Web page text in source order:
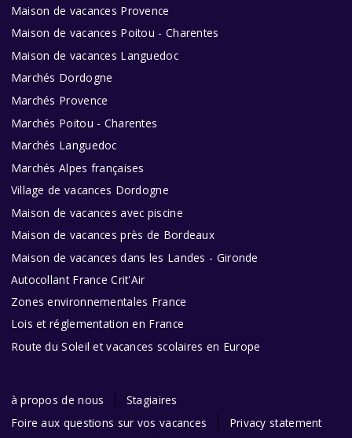
Maison de vacances Provence
Maison de vacances Poitou - Charentes
Maison de vacances Languedoc
Marchés Dordogne
Marchés Provence
Marchés Poitou - Charentes
Marchés Languedoc
Marchés Alpes françaises
Village de vacances Dordogne
Maison de vacances avec piscine
Maison de vacances près de Bordeaux
Maison de vacances dans les Landes - Gironde
Autocollant France Crit'Air
Zones environnementales France
Lois et réglementation en France
Route du Soleil et vacances scolaires en Europe
à propos de nous
Stagiaires
Foire aux questions sur vos vacances
Privacy statement